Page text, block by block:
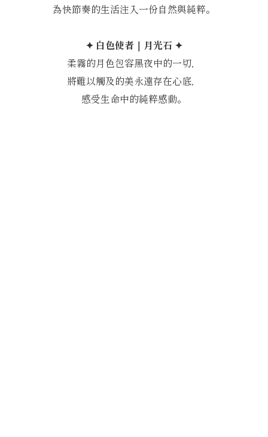
為快節奏的生活注入一份自然與純粹。
✦ 白色使者｜月光石 ✦
柔霧的月色包容黑夜中的一切，
將難以觸及的美永遠存在心底，
感受生命中的純粹感動。